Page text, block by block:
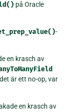
på Oracle
-
en krasch av
är ett no-op, var
en krasch av